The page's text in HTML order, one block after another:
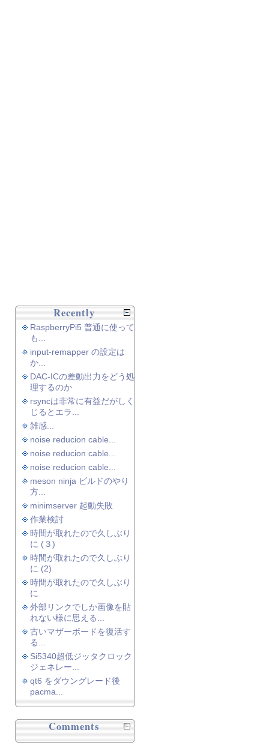
Recently
RaspberryPi5 普通に使って
も...
input-remapper の設定は
か...
DAC-ICの差動出力をどう処
理するのか
rsyncは非常に有益だがしく
じるとエラ...
雑感...
noise reducion cable...
noise reducion cable...
noise reducion cable...
meson ninja ビルドのやり
方...
minimserver 起動失敗
作業検討
時間が取れたので久しぶり
に (３)
時間が取れたので久しぶり
に (2)
時間が取れたので久しぶり
に
外部リンクでしか画像を貼
れない様に思える...
古いマザーボードを復活す
る...
Si5340超低ジッタクロック
ジェネレー...
qt6 をダウングレード後
pacma...
Comments